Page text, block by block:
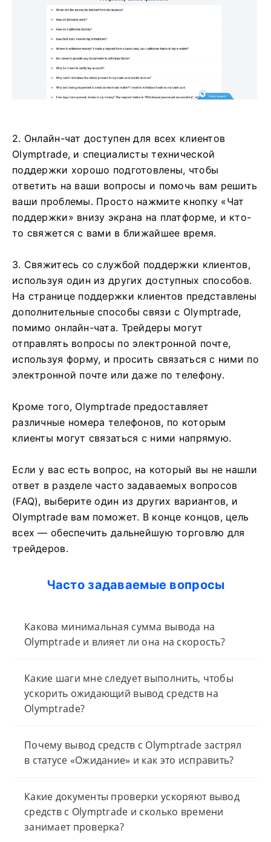
2. Онлайн-чат доступен для всех клиентов
Olymptrade, и специалисты технической
поддержки хорошо подготовлены, чтобы
ответить на ваши вопросы и помочь вам решить
ваши проблемы. Просто нажмите кнопку «Чат
поддержки» внизу экрана на платформе, и кто-
то свяжется с вами в ближайшее время.
3. Свяжитесь со службой поддержки клиентов,
используя один из других доступных способов.
На странице поддержки клиентов представлены
дополнительные способы связи с Olymptrade,
помимо онлайн-чата. Трейдеры могут
отправлять вопросы по электронной почте,
используя форму, и просить связаться с ними по
электронной почте или даже по телефону.
Кроме того, Olymptrade предоставляет
различные номера телефонов, по которым
клиенты могут связаться с ними напрямую.
Если у вас есть вопрос, на который вы не нашли
ответ в разделе часто задаваемых вопросов
(FAQ), выберите один из других вариантов, и
Olymptrade вам поможет. В конце концов, цель
всех — обеспечить дальнейшую торговлю для
трейдеров.
Часто задаваемые вопросы
Какова минимальная сумма вывода на
Olymptrade и влияет ли она на скорость?
Какие шаги мне следует выполнить, чтобы
ускорить ожидающий вывод средств на
Olymptrade?
Почему вывод средств с Olymptrade застрял
в статусе «Ожидание» и как это исправить?
Какие документы проверки ускоряют вывод
средств с Olymptrade и сколько времени
занимает проверка?